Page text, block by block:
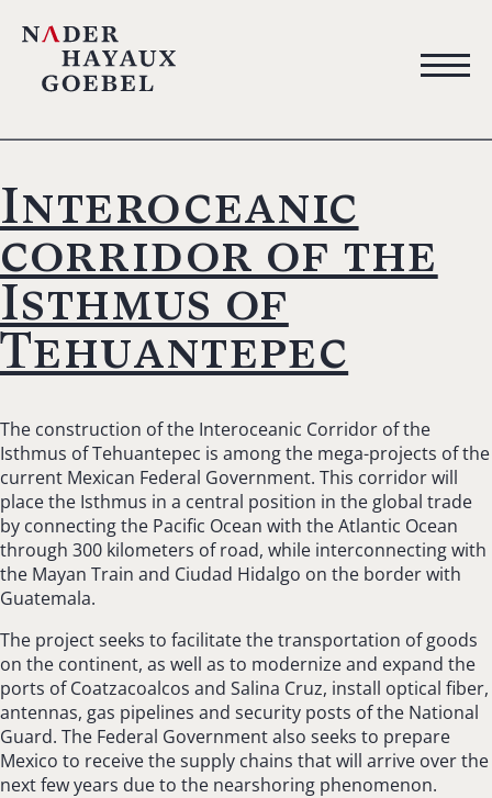
Interoceanic
corridor of the
Isthmus of
Tehuantepec
The construction of the Interoceanic Corridor of the
Isthmus of Tehuantepec is among the mega-projects of the
current Mexican Federal Government. This corridor will
place the Isthmus in a central position in the global trade
by connecting the Pacific Ocean with the Atlantic Ocean
through 300 kilometers of road, while interconnecting with
the Mayan Train and Ciudad Hidalgo on the border with
Guatemala.
The project seeks to facilitate the transportation of goods
on the continent, as well as to modernize and expand the
ports of Coatzacoalcos and Salina Cruz, install optical fiber,
antennas, gas pipelines and security posts of the National
Guard. The Federal Government also seeks to prepare
Mexico to receive the supply chains that will arrive over the
next few years due to the nearshoring phenomenon.